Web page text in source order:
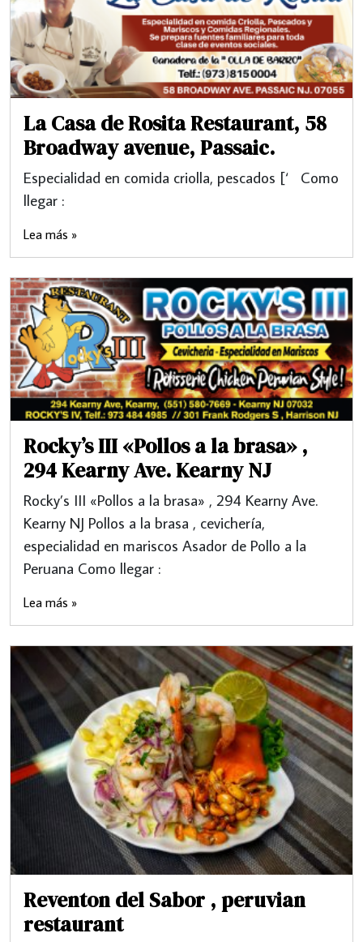
La Casa de Rosita Restaurant, 58
Broadway avenue, Passaic.
Especialidad en comida criolla, pescados [‘ Como
llegar :
Lea más »
Rocky’s III «Pollos a la brasa» ,
294 Kearny Ave. Kearny NJ
Rocky’s III «Pollos a la brasa» , 294 Kearny Ave.
Kearny NJ Pollos a la brasa , cevichería,
especialidad en mariscos Asador de Pollo a la
Peruana Como llegar :
Lea más »
Reventon del Sabor , peruvian
restaurant